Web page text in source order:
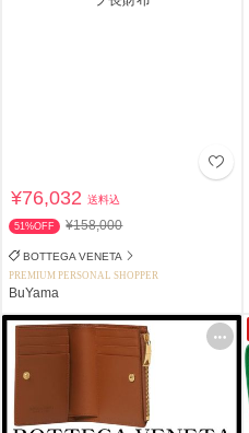
¥76,032送料込
51%OFF ¥158,000
BOTTEGA VENETA
PREMIUM PERSONAL SHOPPER
BuYama